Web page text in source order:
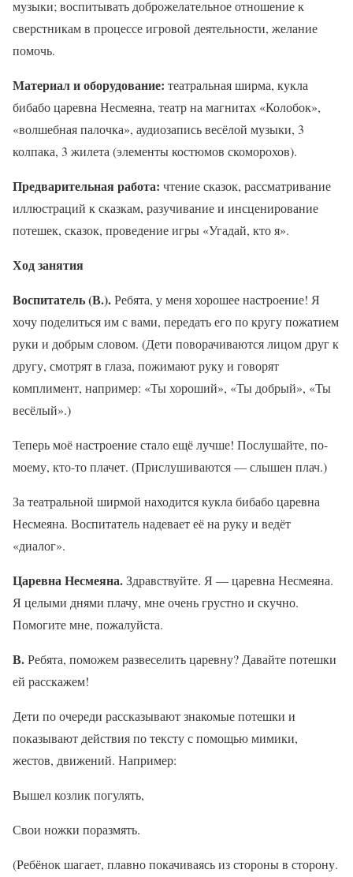
музыки; воспитывать доброжелательное отношение к
сверстникам в процессе игровой деятельности, желание
помочь.
Материал и оборудование: театральная ширма, кукла
бибабо царевна Несмеяна, театр на магнитах «Колобок»,
«волшебная палочка», аудиозапись весёлой музыки, 3
колпака, 3 жилета (элементы костюмов скоморохов).
Предварительная работа: чтение сказок, рассматривание
иллюстраций к сказкам, разучивание и инсценирование
потешек, сказок, проведение игры «Угадай, кто я».
Ход занятия
Воспитатель (В.).Ребята, у меня хорошее настроение! Я
хочу поделиться им с вами, передать его по кругу пожатием
руки и добрым словом. (Дети поворачиваются лицом друг к
другу, смотрят в глаза, пожимают руку и говорят
комплимент, например: «Ты хороший», «Ты добрый», «Ты
весёлый».)
Теперь моё настроение стало ещё лучше! Послушайте, по-
моему, кто-то плачет. (Прислушиваются — слышен плач.)
За театральной ширмой находится кукла бибабо царевна
Несмеяна. Воспитатель надевает её на руку и ведёт
«диалог».
Царевна Несмеяна.Здравствуйте. Я — царевна Несмеяна.
Я целыми днями плачу, мне очень грустно и скучно.
Помогите мне, пожалуйста.
В.Ребята, поможем развеселить царевну? Давайте потешки
ей расскажем!
Дети по очереди рассказывают знакомые потешки и
показывают действия по тексту с помощью мимики,
жестов, движений. Например:
Вышел козлик погулять,
Свои ножки поразмять.
(Ребёнок шагает, плавно покачиваясь из стороны в сторону.